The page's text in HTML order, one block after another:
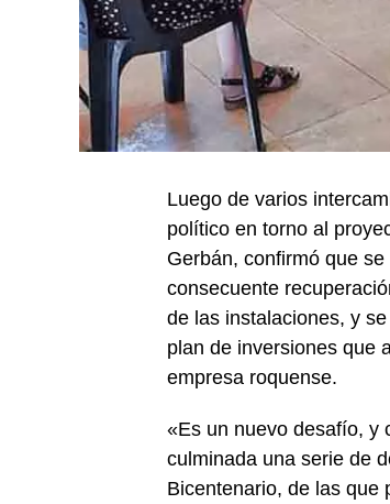
Luego de varios
político en torno al
Gerbán, confirmó que
consecuente
de las instalaciones, y
plan de inversiones que
empresa roquense.
«Es un nuevo desafío, y
culminada una serie de
Bicentenario, de las que